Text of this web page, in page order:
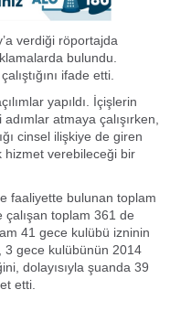
verdiği röportajda
bulundu.
ifade etti.
yapıldı. İçişlerin
atmaya çalışırken,
cinsel ilişkiye de giren
hizmet verebileceği bir
faaliyette bulunan toplam
toplam 361 de
41 gece kulübü izninin
3 gece kulübünün 2014
dolayısıyla şuanda 39
etti.